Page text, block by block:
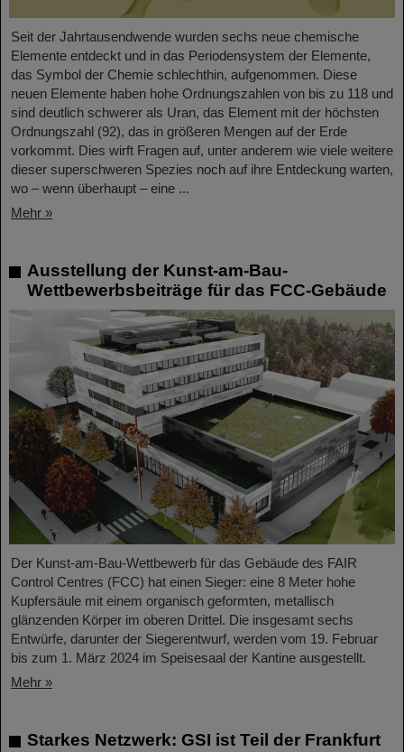
Seit der Jahrtausendwende wurden sechs neue chemische
Elemente entdeckt und in das Periodensystem der Elemente,
das Symbol der Chemie schlechthin, aufgenommen. Diese
neuen Elemente haben hohe Ordnungszahlen von bis zu 118 und
sind deutlich schwerer als Uran, das Element mit der höchsten
Ordnungszahl (92), das in größeren Mengen auf der Erde
vorkommt. Dies wirft Fragen auf, unter anderem wie viele weitere
dieser superschweren Spezies noch auf ihre Entdeckung warten,
wo – wenn überhaupt – eine ...
Mehr »
Ausstellung der Kunst-am-Bau-
Wettbewerbsbeiträge für das FCC-Gebäude
Der Kunst-am-Bau-Wettbewerb für das Gebäude des FAIR
Control Centres (FCC) hat einen Sieger: eine 8 Meter hohe
Kupfersäule mit einem organisch geformten, metallisch
glänzenden Körper im oberen Drittel. Die insgesamt sechs
Entwürfe, darunter der Siegerentwurf, werden vom 19. Februar
bis zum 1. März 2024 im Speisesaal der Kantine ausgestellt.
Mehr »
Starkes Netzwerk: GSI ist Teil der Frankfurt